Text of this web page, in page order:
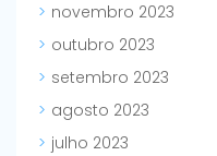
novembro 2023
outubro 2023
setembro 2023
agosto 2023
julho 2023